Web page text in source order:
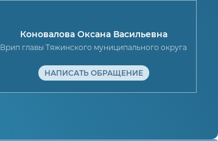
Коновалова Оксана Васильевна
Врип главы Тяжинского муниципального округа
НАПИСАТЬ ОБРАЩЕНИЕ